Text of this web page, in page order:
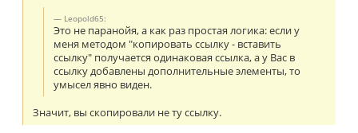
Leopold65:
Это не паранойя, а как раз простая логика: если у
меня методом "копировать ссылку - вставить
ссылку" получается одинаковая ссылка, а у Вас в
ссылку добавлены дополнительные элементы, то
умысел явно виден.
Значит, вы скопировали не ту ссылку.